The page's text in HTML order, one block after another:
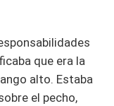
que era la
alto. Estaba
el pecho,